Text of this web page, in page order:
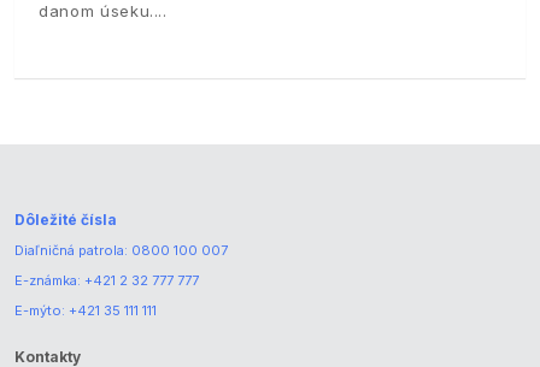
danom úseku.
Dôležité čísla
Diaľničná patrola: 0800 100 007
E-známka: +421 2 32 777 777
E-mýto: +421 35 111 111
Kontakty